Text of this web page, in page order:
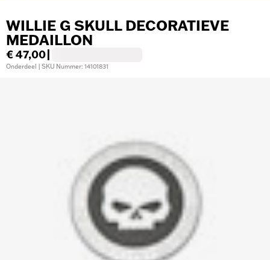
WILLIE G SKULL DECORATIEVE
MEDAILLON
€ 47,00
Onderdeel | SKU Nummer: 14101831